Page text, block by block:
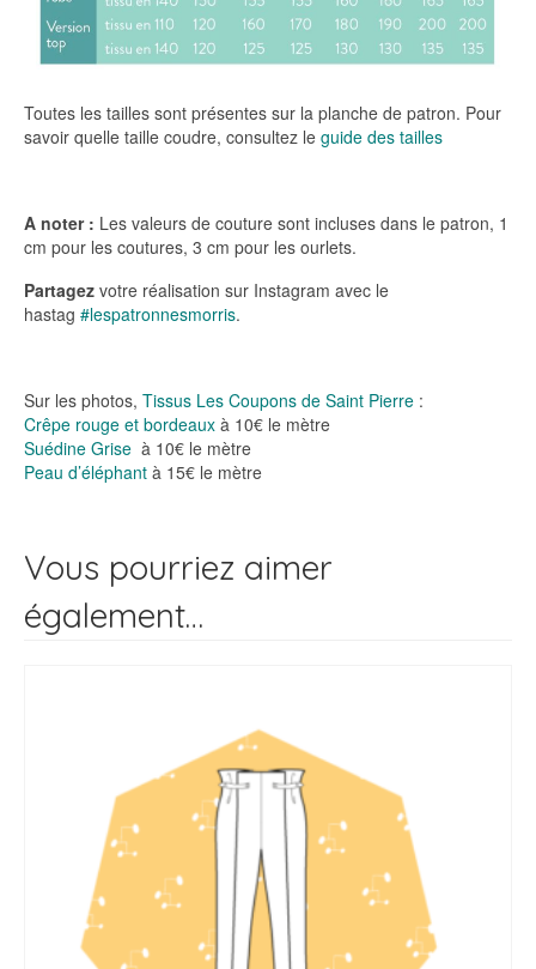
Toutes les tailles sont présentes sur la planche de patron. Pour
savoir quelle taille coudre, consultez le guide des tailles
A noter : Les valeurs de couture sont incluses dans le patron, 1
cm pour les coutures, 3 cm pour les ourlets.
Partagez votre réalisation sur Instagram avec le
hastag #lespatronnesmorris.
Sur les photos, Tissus Les Coupons de Saint Pierre :
Crêpe rouge et bordeaux à 10€ le mètre
Suédine Grise à 10€ le mètre
Peau d’éléphant à 15€ le mètre
Vous pourriez aimer
également…